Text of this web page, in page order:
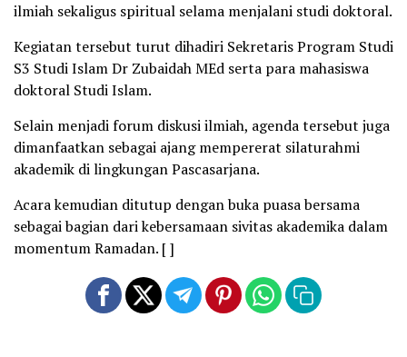
ilmiah sekaligus spiritual selama menjalani studi doktoral.
Kegiatan tersebut turut dihadiri Sekretaris Program Studi
S3 Studi Islam Dr Zubaidah MEd serta para mahasiswa
doktoral Studi Islam.
Selain menjadi forum diskusi ilmiah, agenda tersebut juga
dimanfaatkan sebagai ajang mempererat silaturahmi
akademik di lingkungan Pascasarjana.
Acara kemudian ditutup dengan buka puasa bersama
sebagai bagian dari kebersamaan sivitas akademika dalam
momentum Ramadan. [ ]